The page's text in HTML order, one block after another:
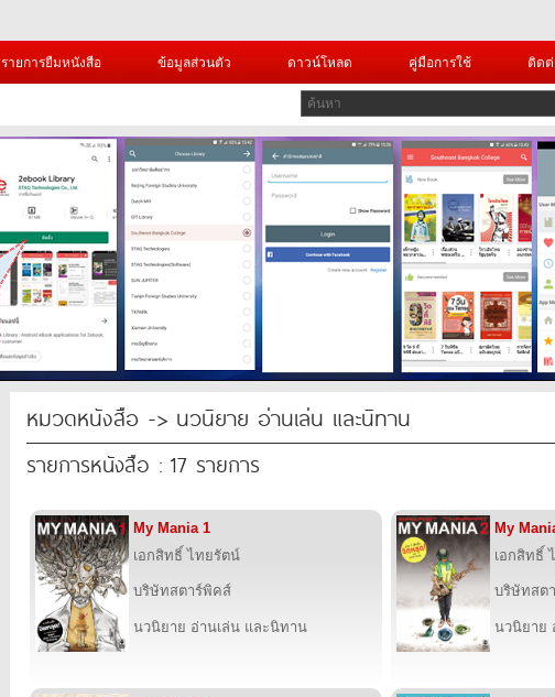
รายการยืมหนังสือ ข้อมูลส่วนตัว ดาวน์โหลด คู่มือการใช้ ติดต่
หมวดหนังสือ -> นวนิยาย อ่านเล่น และนิทาน
รายการหนังสือ : 17 รายการ
My Mania 1
เอกสิทธิ์ ไทยรัตน์
บริษัทสตาร์พิคส์
นวนิยาย อ่านเล่น และนิทาน
My
เอกสิทธิ์
บริษัทสต
นวนิยาย